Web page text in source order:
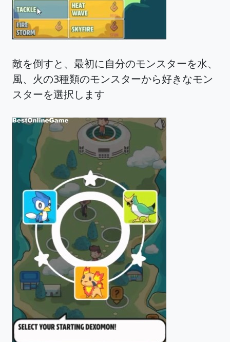
敵を倒すと、最初に自分のモンスターを水、
風、火の3種類のモンスターから好きなモン
スターを選択します